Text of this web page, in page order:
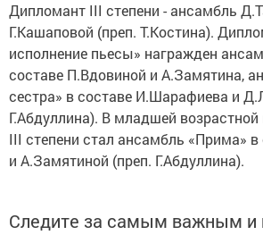
Дипломант III степени - ансамбль
Г.Кашаповой (преп. Т.Костина).
исполнение пьесы» награжден
составе П.Вдовиной и А.Замятина,
сестра» в составе И.Шарафиева и
Г.Абдуллина). В младшей возрастной
III степени стал ансамбль «Прима»
и А.Замятиной (преп. Г.Абдуллина).
Следите за самым важным и